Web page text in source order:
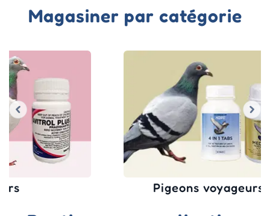
Magasiner par catégorie
Pigeons voyageurs